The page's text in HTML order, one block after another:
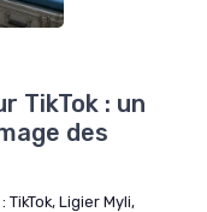
TikTok : un
des
Ligier Myli,